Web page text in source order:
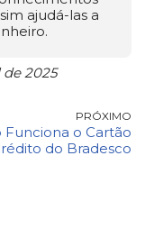
ajudá-las a
2025
PRÓXIMO
Funciona o Cartão
do Bradesco